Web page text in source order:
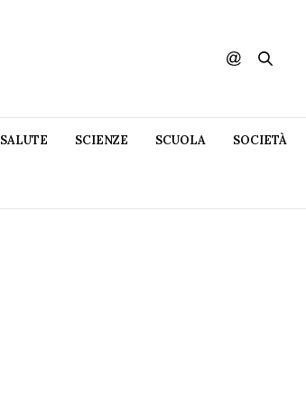
SALUTE SCIENZE SCUOLA SOCIETÀ